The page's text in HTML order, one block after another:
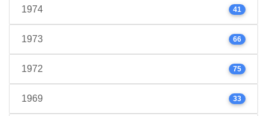
1974 41
1973 66
1972 75
1969 33